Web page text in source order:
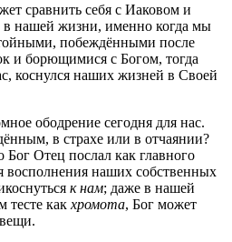
сравнить себя с Иаковом и
в нашей жизни, именно когда мы
побеждёнными после
и борющимися с Богом, тогда
коснулся наших жизней в Своей
ободрение сегодня для нас.
в страхе или в отчаянии?
Отец послал как главного
восполнения наших собственных
к нам; даже в нашей
тесте как хромота, Бог может